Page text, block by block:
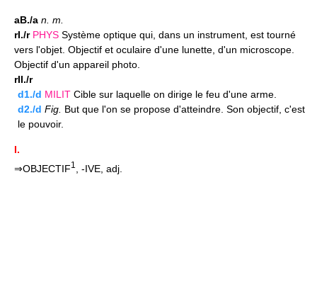
aB./a n. m.
rI./r PHYS Système optique qui, dans un instrument, est tourné
vers l'objet. Objectif et oculaire d'une lunette, d'un microscope.
Objectif d'un appareil photo.
rII./r
d1./d MILIT Cible sur laquelle on dirige le feu d'une arme.
d2./d Fig. But que l'on se propose d'atteindre. Son objectif, c'est
le pouvoir.
I.
⇒OBJECTIF1 , -IVE, adj.